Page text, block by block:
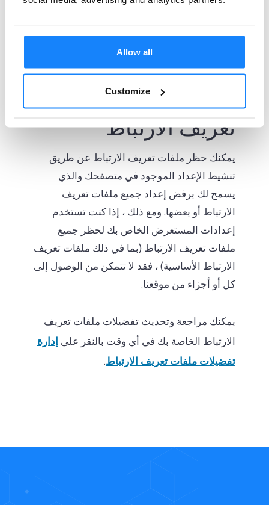
Allow all
Customize
الارتباط هذه تنطبق فقط على الزوار الذين
تم تسجيل خروجهم.
التحكم في ملفات
تعريف الارتباط
يمكنك حظر ملفات تعريف الارتباط عن طريق
تنشيط الإعداد الموجود في متصفحك والذي
يسمح لك برفض إعداد جميع ملفات تعريف
الارتباط أو بعضها. ومع ذلك ، إذا كنت تستخدم
إعدادات المستعرض الخاص بك لحظر جميع
ملفات تعريف الارتباط (بما في ذلك ملفات تعريف
الارتباط الأساسية) ، فقد لا تتمكن من الوصول إلى
كل أو أجزاء من موقعنا.
يمكنك مراجعة وتحديث تفضيلات ملفات تعريف
الارتباط الخاصة بك في أي وقت بالنقر على إدارة
تفضيلات ملفات تعريف الارتباط.